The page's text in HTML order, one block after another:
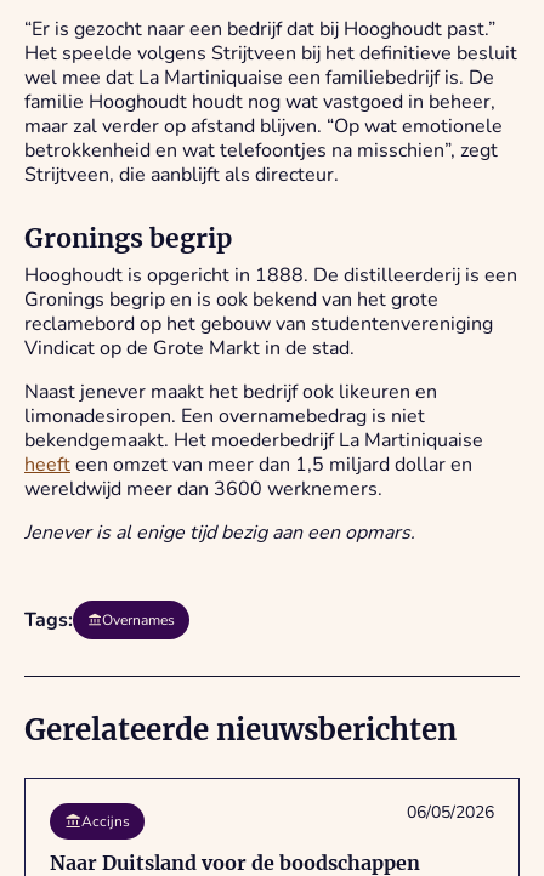
“Er is gezocht naar een bedrijf dat bij Hooghoudt past.”
Het speelde volgens Strijtveen bij het definitieve besluit
wel mee dat La Martiniquaise een familiebedrijf is. De
familie Hooghoudt houdt nog wat vastgoed in beheer,
maar zal verder op afstand blijven. “Op wat emotionele
betrokkenheid en wat telefoontjes na misschien”, zegt
Strijtveen, die aanblijft als directeur.
Gronings begrip
Hooghoudt is opgericht in 1888. De distilleerderij is een
Gronings begrip en is ook bekend van het grote
reclamebord op het gebouw van studentenvereniging
Vindicat op de Grote Markt in de stad.
Naast jenever maakt het bedrijf ook likeuren en
limonadesiropen. Een overnamebedrag is niet
bekendgemaakt. Het moederbedrijf La Martiniquaise
heefteen omzet van meer dan 1,5 miljard dollar en
wereldwijd meer dan 3600 werknemers.
Jenever is al enige tijd bezig aan een opmars.
Tags: Overnames
Gerelateerde nieuwsberichten
Accijns
Naar Duitsland voor de boodschappen
06/05/2026